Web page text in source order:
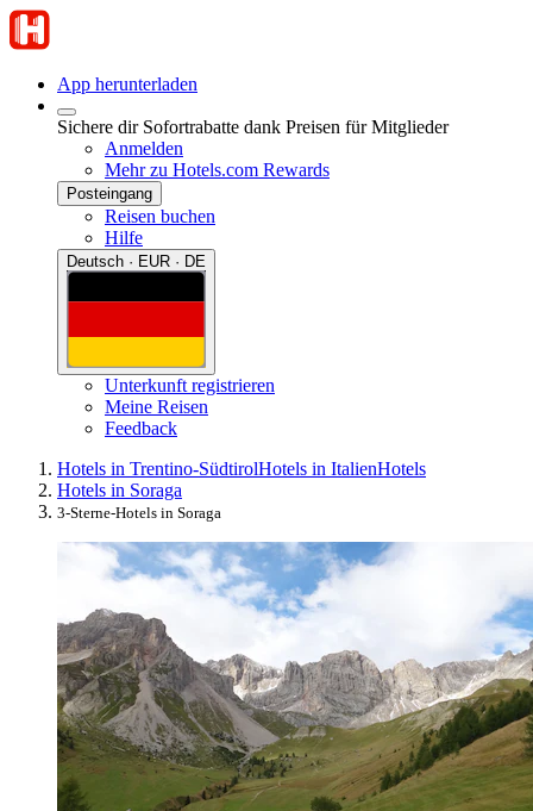
App herunterladen
Sichere dir Sofortrabatte dank Preisen für Mitglieder
Anmelden
Mehr zu Hotels.com Rewards
Posteingang
Reisen buchen
Hilfe
Deutsch · EUR · DE
Unterkunft registrieren
Meine Reisen
Feedback
Hotels in Trentino-SüdtirolHotels in ItalienHotels
Hotels in Soraga
3-Sterne-Hotels in Soraga